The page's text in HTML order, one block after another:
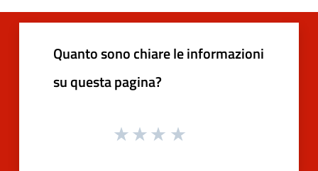
Quanto sono chiare le informazioni
su questa pagina?